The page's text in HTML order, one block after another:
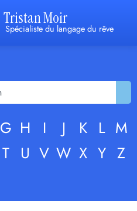
Tristan Moir
Spécialiste du langage du rêve
G H I J K L M
T U V W X Y Z